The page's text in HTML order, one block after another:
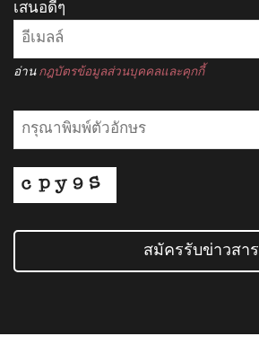
เสนอดีๆ
อ่าน กฎบัตรข้อมูลส่วนบุคคลและคุกกี้
สมัครรับข่าวสาร